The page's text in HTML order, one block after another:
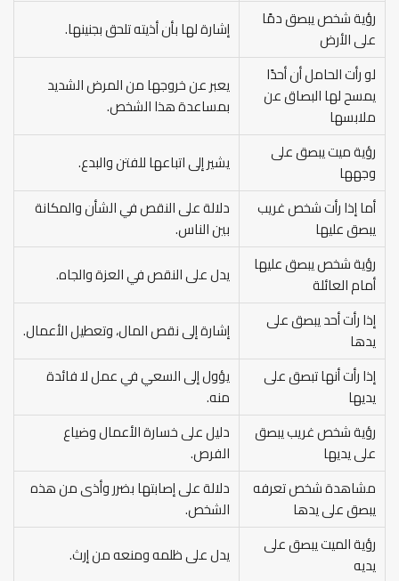
رؤية شخص يبصق دمًا
على الأرض
إشارة لها بأن أذيته تلحق بجنينها.
لو رأت الحامل أن أحدًا
يمسح لها البصاق عن
ملابسها
يعبر عن خروجها من المرض الشديد
بمساعدة هذا الشخص.
رؤية ميت يبصق على
وجهها
يشير إلى اتباعها للفتن والبدع.
أما إذا رأت شخص غريب
يبصق عليها
دلالة على النقص في الشأن والمكانة
بين الناس.
رؤية شخص يبصق عليها
أمام العائلة
يدل على النقص في العزة والجاه.
إذا رأت أحد يبصق على
يدها
إشارة إلى نقص المال، وتعطيل الأعمال.
إذا رأت أنها تبصق على
يديها
يؤول إلى السعي في عمل لا فائدة
منه.
رؤية شخص غريب يبصق
على يديها
دليل على خسارة الأعمال وضياع
الفرص.
مشاهدة شخص تعرفه
يبصق على يدها
دلالة على إصابتها بضرر وأذى من هذه
الشخص.
رؤية الميت يبصق على
يديه
يدل على ظلمه ومنعه من إرث.